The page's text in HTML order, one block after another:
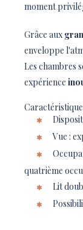
moment
Grâce aux
enveloppe
Les chambres
expérience
Vue :
quatrième
Lit